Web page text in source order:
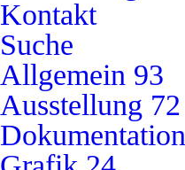
Kontakt
Suche
Allgemein 93
Ausstellung 72
Dokumentation